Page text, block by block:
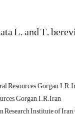
L. and T.
Resources, Gorgan,
Gorgan, I.R.Iran
Institute of